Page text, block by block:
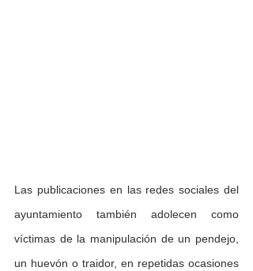
Las publicaciones en las redes sociales del
ayuntamiento también adolecen como
víctimas de la manipulación de un pendejo,
un huevón o traidor, en repetidas ocasiones